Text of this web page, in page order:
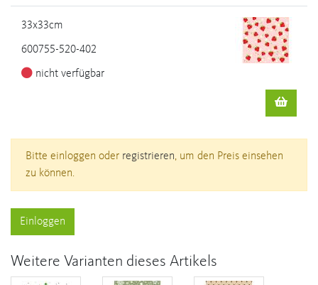
33x33cm
600755-520-402
nicht verfügbar
Bitte einloggen oder registrieren, um den Preis einsehen
zu können.
Einloggen
Weitere Varianten dieses Artikels